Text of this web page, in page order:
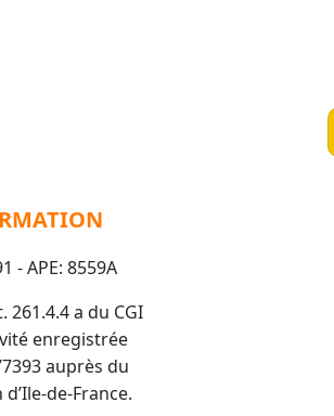
- APE: 8559A
261.4.4 a du CGI
enregistrée
auprès du
de-France.